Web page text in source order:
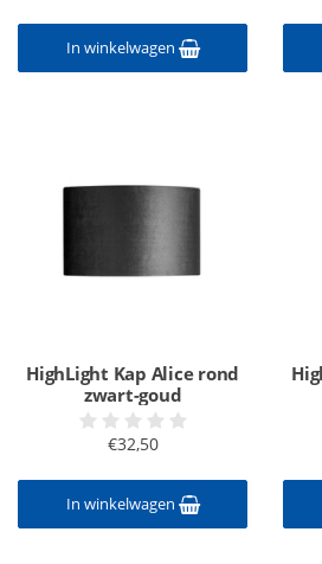
In winkelwagen
HighLight Kap Alice rond
zwart-goud
€32,50
In winkelwagen